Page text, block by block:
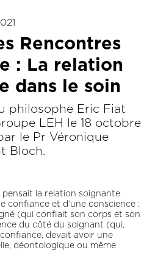
Rencontres
: La relation
dans le soin
philosophe Eric Fiat
LEH le 18 octobre
le Pr Véronique
Bloch.
pensait la relation soignante
confiance et d’une conscience :
(qui confiait son corps et son
du côté du soignant (qui,
devait avoir une
déontologique ou même